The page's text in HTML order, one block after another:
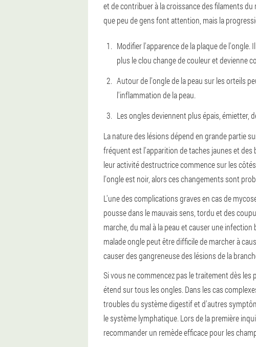
et de contribuer à la croissance des filaments
que peu de gens font attention, mais la
Modifier l'apparence de la plaque de
plus le clou change de couleur et devienne
Autour de l'ongle de la peau sur les orteils
l'inflammation de la peau.
Les ongles deviennent plus épais, émietter,
La nature des lésions dépend en grande partie
fréquent est l'apparition de taches jaunes et des
leur activité destructrice commence sur les
l'ongle est noir, alors ces changements sont
L'une des complications graves en cas de
pousse dans le mauvais sens, tordu et des
marche, du mal à la peau et causer une
malade ongle peut être difficile de marcher à
causer des gangreneuse des lésions de la
Si vous ne commencez pas le traitement dès
étend sur tous les ongles. Dans les cas
troubles du système digestif et d'autres
le système lymphatique. Lors de la première
recommander un remède efficace pour les